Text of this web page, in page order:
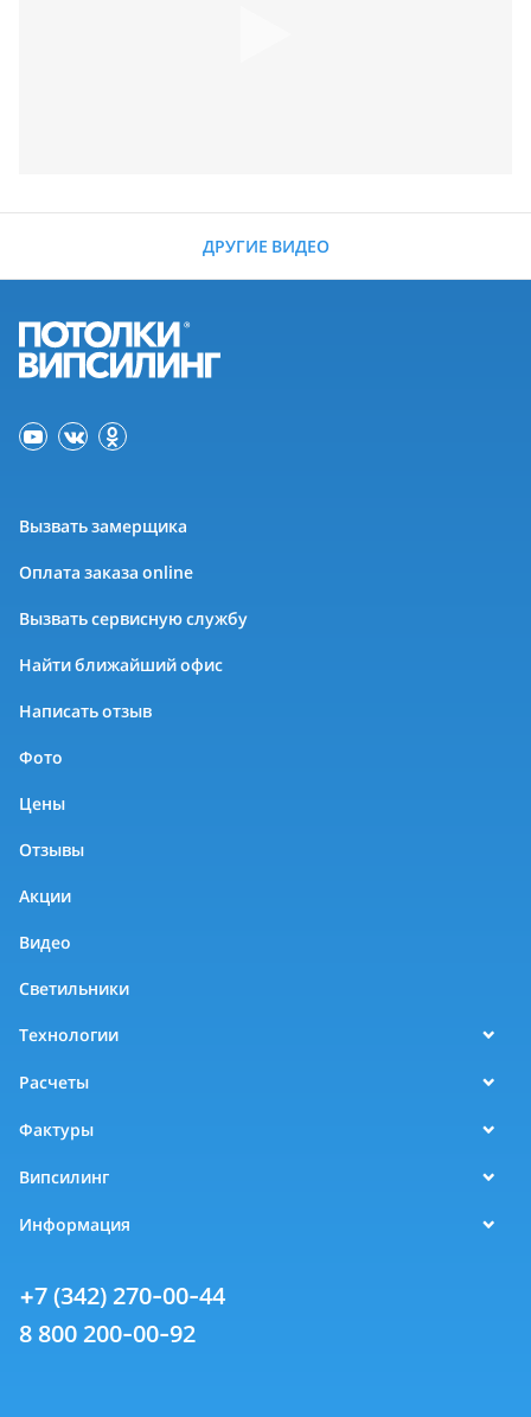
ДРУГИЕ ВИДЕО
Вызвать замерщика
Оплата заказа online
Вызвать сервисную службу
Найти ближайший офис
Написать отзыв
Фото
Цены
Отзывы
Акции
Видео
Светильники
Технологии
Расчеты
Фактуры
Випсилинг
Информация
+7 (342) 270-00-44
8 800 200-00-92